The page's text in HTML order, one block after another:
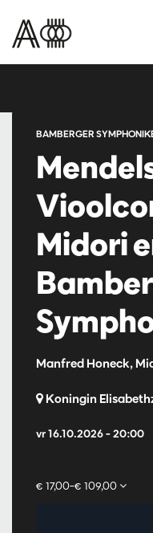
Midori
Manfred Honeck,
BAMBERGER
vr 16.10.2026– 20:00
Koningin
€ 17,00–€ 109,00